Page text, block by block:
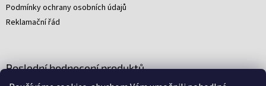
Podmínky ochrany osobních údajů
Reklamační řád
Poslední hodnocení produktů